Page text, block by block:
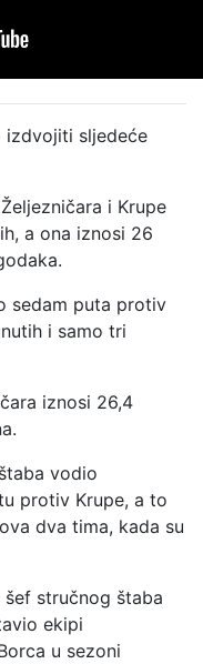
izdvojiti sljedeće
i Krupe
a ona iznosi 26
sedam puta protiv
i samo tri
iznosi 26,4
vodio
protiv Krupe, a to
dva tima, kada su
šef stručnog štaba
ekipi
u sezoni